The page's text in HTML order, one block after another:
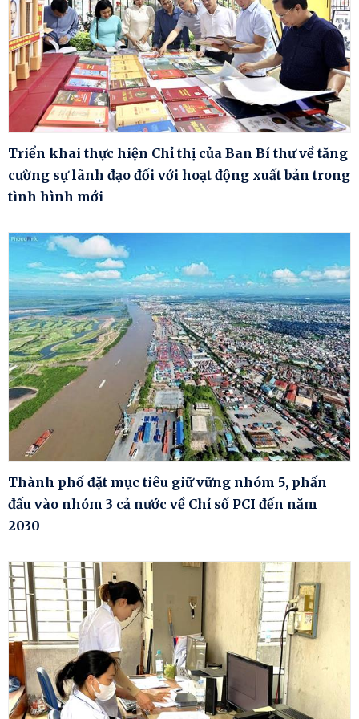
Triển khai thực hiện Chỉ thị của Ban Bí thư về tăng
cường sự lãnh đạo đối với hoạt động xuất bản trong
tình hình mới
Thành phố đặt mục tiêu giữ vững nhóm 5, phấn
đấu vào nhóm 3 cả nước về Chỉ số PCI đến năm
2030